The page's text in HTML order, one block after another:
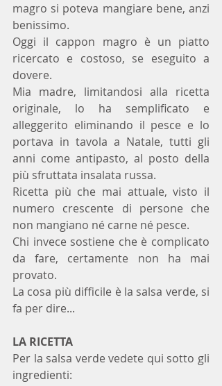
magro si poteva mangiare bene, anzi
benissimo.
Oggi il cappon magro è un piatto
ricercato e costoso, se eseguito a
dovere.
Mia madre, limitandosi alla ricetta
originale, lo ha semplificato e
alleggerito eliminando il pesce e lo
portava in tavola a Natale, tutti gli
anni come antipasto, al posto della
più sfruttata insalata russa.
Ricetta più che mai attuale, visto il
numero crescente di persone che
non mangiano né carne né pesce.
Chi invece sostiene che è complicato
da fare, certamente non ha mai
provato.
La cosa più difficile è la salsa verde, si
fa per dire...
LA RICETTA
Per la salsa verde vedete qui sotto gli
ingredienti: